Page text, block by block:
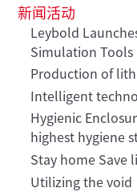
新闻活动
Leybold
Simulation Tools
Production of
Intelligent
Hygienic
highest hygiene
Stay home Save
Utilizing the void